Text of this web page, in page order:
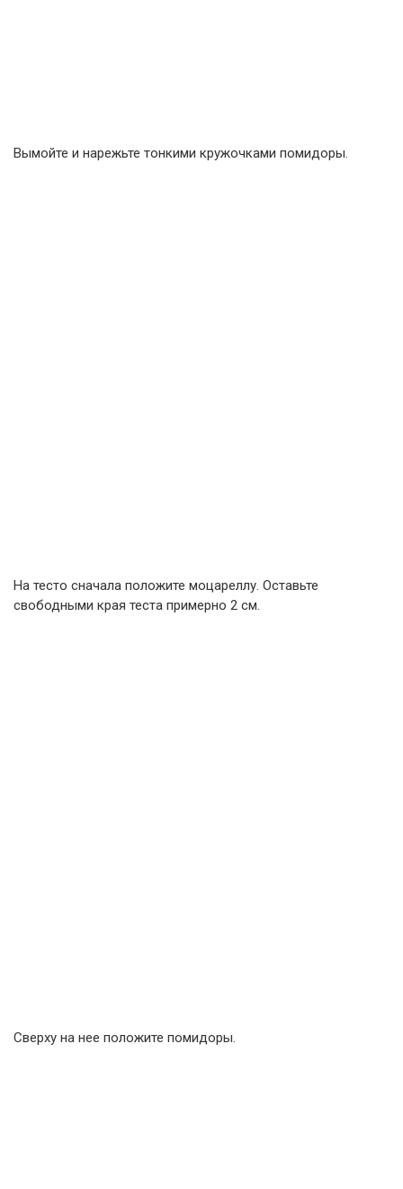
Вымойте и нарежьте тонкими кружочками помидоры.
На тесто сначала положите моцареллу. Оставьте
свободными края теста примерно 2 см.
Сверху на нее положите помидоры.